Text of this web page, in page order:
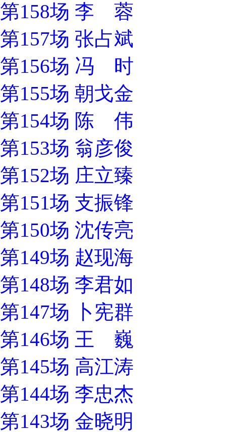
第158场 李 蓉
第157场 张占斌
第156场 冯 时
第155场 朝戈金
第154场 陈 伟
第153场 翁彦俊
第152场 庄立臻
第151场 支振锋
第150场 沈传亮
第149场 赵现海
第148场 李君如
第147场 卜宪群
第146场 王 巍
第145场 高江涛
第144场 李忠杰
第143场 金晓明